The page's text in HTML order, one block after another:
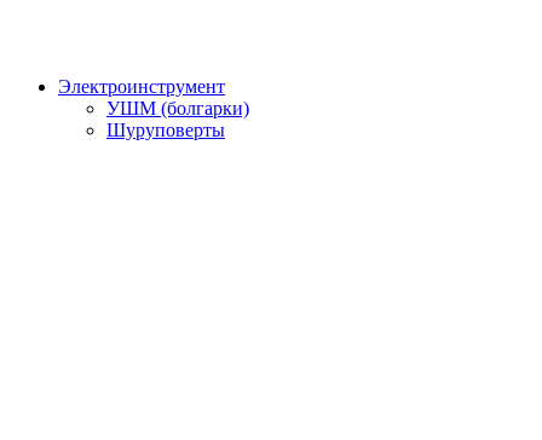
Электроинструмент
УШМ (болгарки)
Шуруповерты